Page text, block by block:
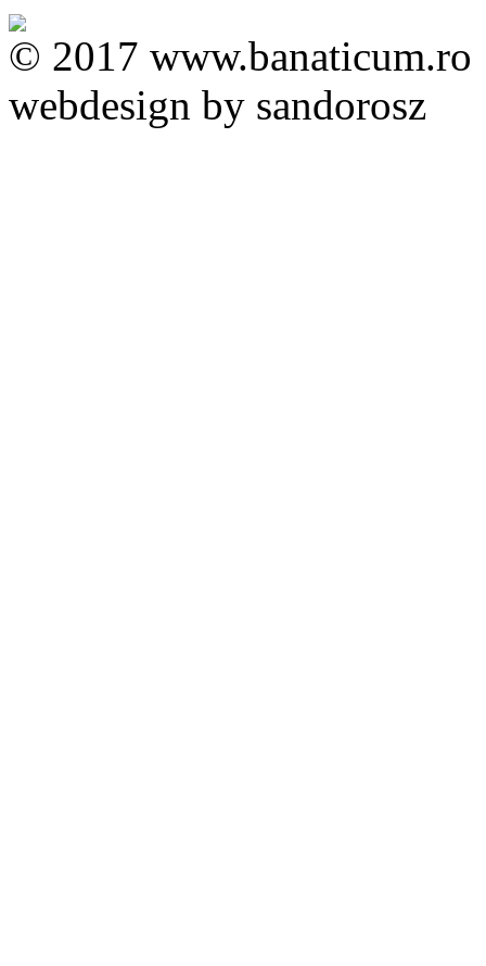
© 2017 www.banaticum.ro
webdesign by sandorosz